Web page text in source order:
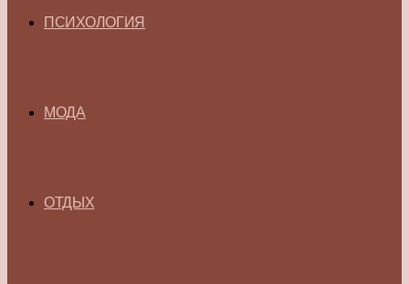
ПСИХОЛОГИЯ
МОДА
ОТДЫХ